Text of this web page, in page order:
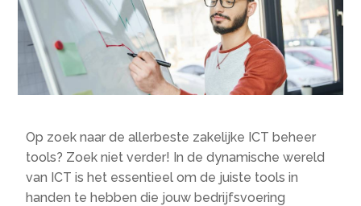
Op zoek naar de allerbeste zakelijke ICT beheer
tools? Zoek niet verder! In de dynamische wereld
van ICT is het essentieel om de juiste tools in
handen te hebben die jouw bedrijfsvoering